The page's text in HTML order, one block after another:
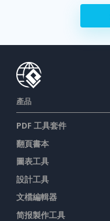
產品
PDF 工具套件
翻頁書本
圖表工具
設計工具
文檔編輯器
简报製作工具